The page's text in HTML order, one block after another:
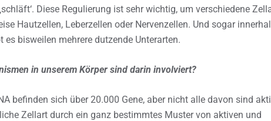
Diese Regulierung ist sehr wichtig, um verschiedene
Hautzellen, Leberzellen oder Nervenzellen. Und sogar
es bisweilen mehrere dutzende Unterarten.
in unserem Körper sind darin involviert?
befinden sich über 20.000 Gene, aber nicht alle davon sind
Zellart durch ein ganz bestimmtes Muster von aktiven und